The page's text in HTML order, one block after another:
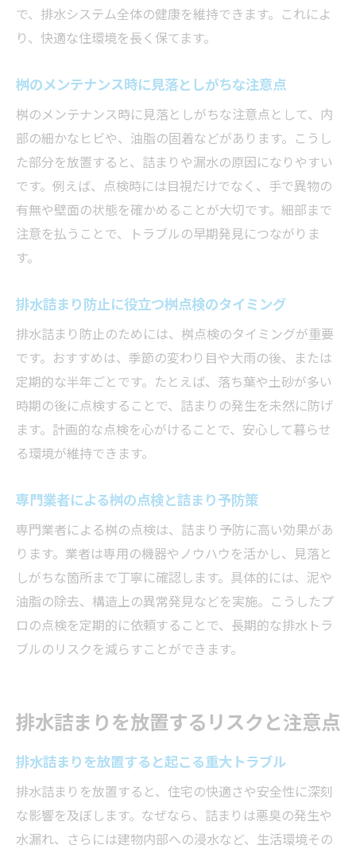
で、排水システム全体の健康を維持できます。これによ
り、快適な住環境を長く保てます。
桝のメンテナンス時に見落としがちな注意点
桝のメンテナンス時に見落としがちな注意点として、内
部の細かなヒビや、油脂の固着などがあります。こうし
た部分を放置すると、詰まりや漏水の原因になりやすい
です。例えば、点検時には目視だけでなく、手で異物の
有無や壁面の状態を確かめることが大切です。細部まで
注意を払うことで、トラブルの早期発見につながりま
す。
排水詰まり防止に役立つ桝点検のタイミング
排水詰まり防止のためには、桝点検のタイミングが重要
です。おすすめは、季節の変わり目や大雨の後、または
定期的な半年ごとです。たとえば、落ち葉や土砂が多い
時期の後に点検することで、詰まりの発生を未然に防げ
ます。計画的な点検を心がけることで、安心して暮らせ
る環境が維持できます。
専門業者による桝の点検と詰まり予防策
専門業者による桝の点検は、詰まり予防に高い効果があ
ります。業者は専用の機器やノウハウを活かし、見落と
しがちな箇所まで丁寧に確認します。具体的には、泥や
油脂の除去、構造上の異常発見などを実施。こうしたプ
ロの点検を定期的に依頼することで、長期的な排水トラ
ブルのリスクを減らすことができます。
排水詰まりを放置するリスクと注意点
排水詰まりを放置すると起こる重大トラブル
排水詰まりを放置すると、住宅の快適さや安全性に深刻
な影響を及ぼします。なぜなら、詰まりは悪臭の発生や
水漏れ、さらには建物内部への浸水など、生活環境その